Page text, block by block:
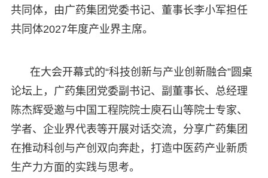
共同体，由广药集团党委书记、董事长李小军担任
共同体2027年度产业界主席。
在大会开幕式的“科技创新与产业创新融合”圆桌
论坛上，广药集团党委副书记、副董事长、总经理
陈杰辉受邀与中国工程院院士庾石山等院士专家、
学者、企业界代表等开展对话交流，分享广药集团
在推动科创与产创双向奔赴，打造中医药产业新质
生产力方面的实践与思考。